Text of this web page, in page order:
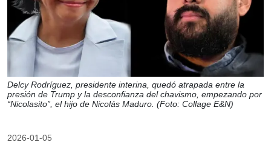
Delcy Rodríguez, presidente interina, quedó atrapada entre la
presión de Trump y la desconfianza del chavismo, empezando por
“Nicolasito”, el hijo de Nicolás Maduro. (Foto: Collage E&N)
2026-01-05